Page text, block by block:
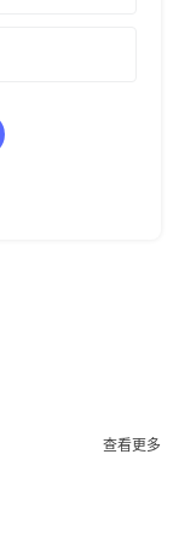
查看更多